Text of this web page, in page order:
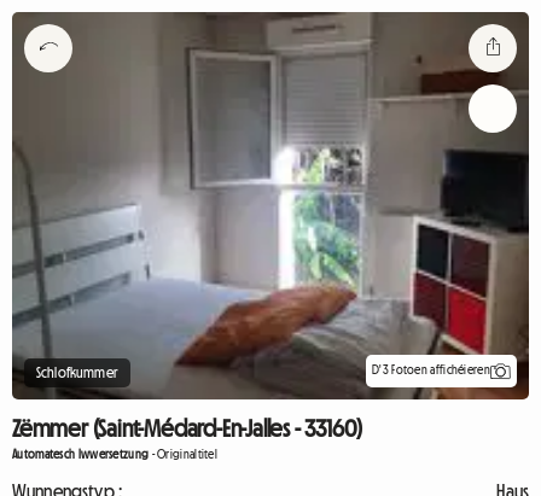
Schlofkummer D'3 Fotoen affichéieren
Zëmmer (Saint-Médard-En-Jalles - 33160)
Automatesch Iwwersetzung -Originaltitel
Wunnengstyp :
Haus